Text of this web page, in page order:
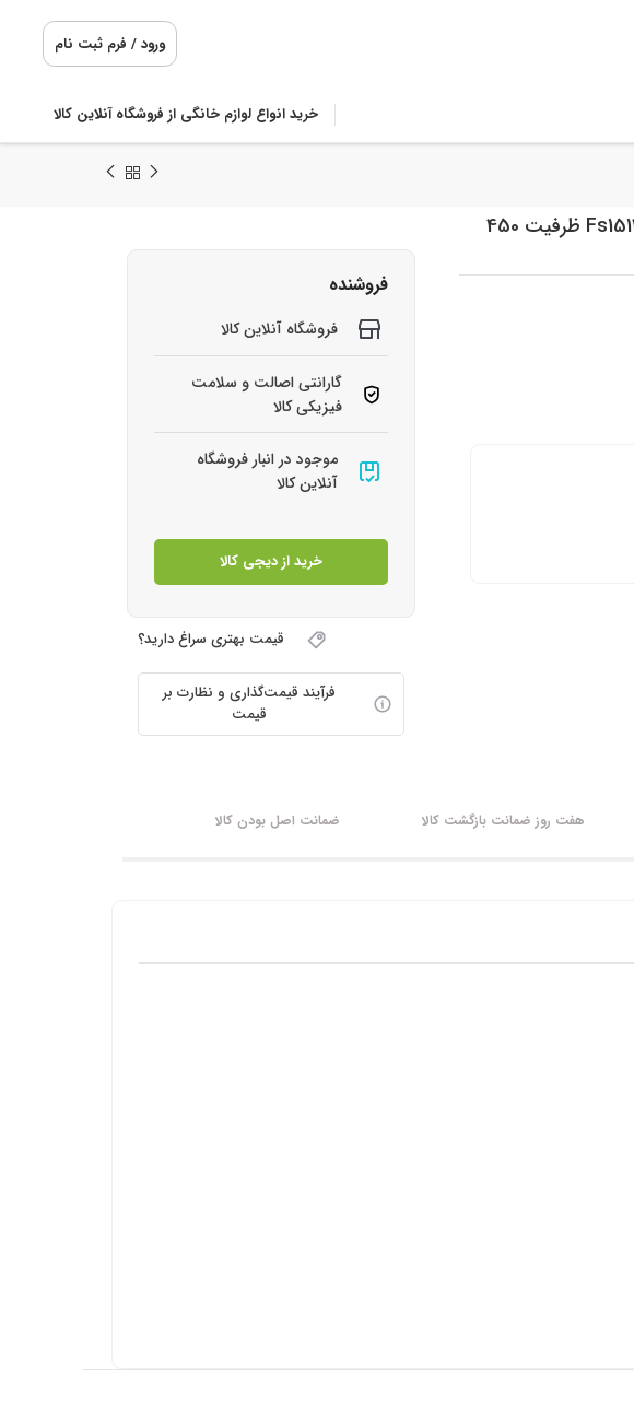
ورود / فرم ثبت نام
خرید انواع لوازم خانگی از فروشگاه آنلاین کالا
مبدل حرارتی صفحه ای کامر مدل Fs1514-45 ظرفیت 450
فروشنده
فروشگاه آنلاین کالا
گارانتی اصالت و سلامت
فیزیکی کالا
موجود در انبار فروشگاه
آنلاین کالا
خرید از دیجی کالا
قیمت بهتری سراغ دارید؟
فرآیند قیمت‌گذاری و نظارت بر
قیمت
هفت روز ضمانت بازگشت کالا ضمانت اصل بودن کالا